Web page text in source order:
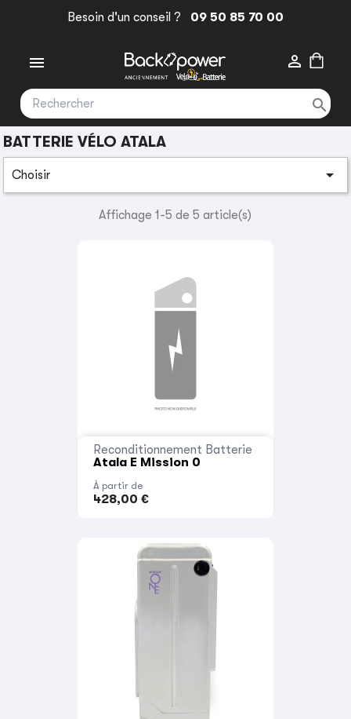
Besoin d'un conseil ? 09 50 85 70 00
 

BATTERIE VÉLO ATALA
Choisir 
Affichage 1-5 de 5 article(s)
Reconditionnement Batterie
Atala E Mission 0
À partir de
428,00 €